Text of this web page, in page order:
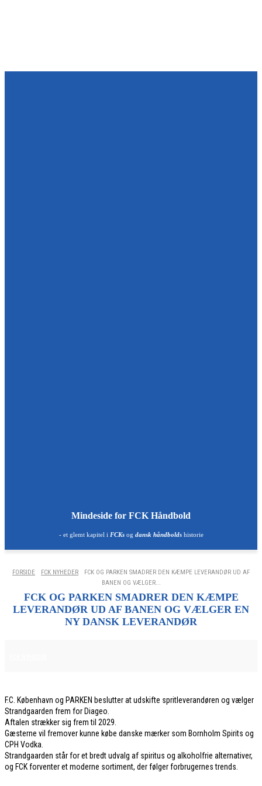
Mindeside for FCK Håndbold
- et glemt kapitel i FCKsog dansk håndboldshistorie
FORSIDE FCK NYHEDER
FCK OG PARKEN SMADRER DEN KÆMPE LEVERANDØR UD AF
BANEN OG VÆLGER...
FCK OG PARKEN SMADRER DEN KÆMPE
LEVERANDØR UD AF BANEN OG VÆLGER EN
NY DANSK LEVERANDØR
F.C. København og PARKEN beslutter at udskifte spritleverandøren og vælger
Strandgaarden frem for Diageo.
Aftalen strækker sig frem til 2029.
Gæsterne vil fremover kunne købe danske mærker som Bornholm Spirits og
CPH Vodka.
Strandgaarden står for et bredt udvalg af spiritus og alkoholfrie alternativer,
og FCK forventer et moderne sortiment, der følger forbrugernes trends.